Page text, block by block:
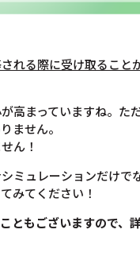
れる際に受け取ること
高まっていますね。た
ません。
ん！
ミュレーションだけで
みてください！
ともございますので、